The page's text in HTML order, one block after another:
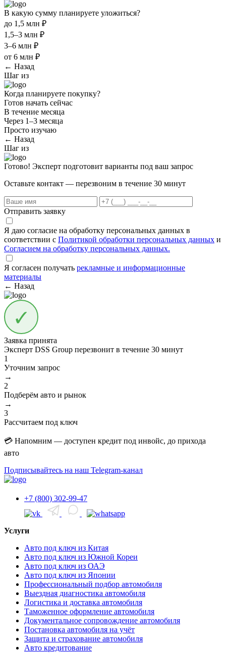
В какую сумму планируете уложиться?
до 1,5 млн ₽
1,5–3 млн ₽
3–6 млн ₽
от 6 млн ₽
← Назад
Шаг из
Когда планируете покупку?
Готов начать сейчас
В течение месяца
Через 1–3 месяца
Просто изучаю
← Назад
Шаг из
Готово! Эксперт подготовит варианты под ваш запрос
Оставьте контакт — перезвоним в течение 30 минут
Отправить заявку
Я даю согласие на обработку персональных данных в
соответствии с Политикой обработки персональных данных и
Согласием на обработку персональных данных.
Я согласен получать рекламные и информационные
материалы
← Назад
Заявка принята
Эксперт DSS Group перезвонит в течение 30 минут
1
Уточним запрос
→
2
Подберём авто и рынок
→
3
Рассчитаем под ключ
💳 Напомним — доступен кредит под инвойс, до прихода
авто
Подписывайтесь на наш Telegram-канал
+7 (800) 302-99-47
Услуги
Авто под ключ из Китая
Авто под ключ из Южной Кореи
Авто под ключ из ОАЭ
Авто под ключ из Японии
Профессиональный подбор автомобиля
Выездная диагностика автомобиля
Логистика и доставка автомобиля
Таможенное оформление автомобиля
Документальное сопровождение автомобиля
Постановка автомобиля на учёт
Защита и страхование автомобиля
Авто кредитование